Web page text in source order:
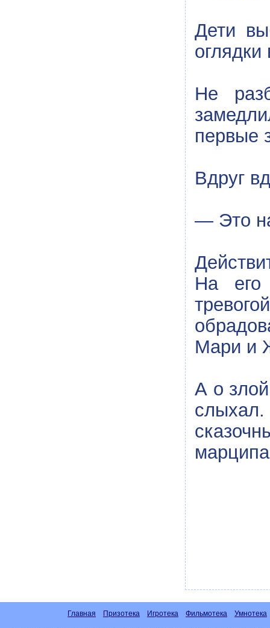
Дети
оглядки
Не
первые
Вдруг
— Это
На его
Мари и
А о
Главная Призотека Игротека Фильмотека Умнотека